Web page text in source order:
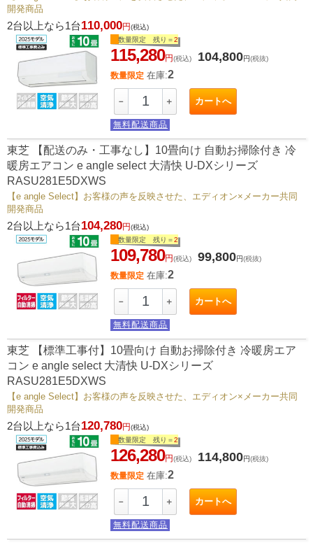
開発商品
2台以上なら1台110,000円(税込)
数量限定 残り＝2
115,280円(税込) 104,800円(税抜)
数量限定 在庫:2
－ ＋ カートへ
無料配送商品
東芝 【配送のみ・工事なし】10畳向け 自動お掃除付き 冷
暖房エアコン e angle select 大清快 U-DXシリーズ
RASU281E5DXWS
【e angle Select】お客様の声を反映させた、エディオン×メーカー共同
開発商品
2台以上なら1台104,280円(税込)
数量限定 残り＝2
109,780円(税込) 99,800円(税抜)
数量限定 在庫:2
－ ＋ カートへ
無料配送商品
東芝 【標準工事付】10畳向け 自動お掃除付き 冷暖房エア
コン e angle select 大清快 U-DXシリーズ
RASU281E5DXWS
【e angle Select】お客様の声を反映させた、エディオン×メーカー共同
開発商品
2台以上なら1台120,780円(税込)
数量限定 残り＝2
126,280円(税込) 114,800円(税抜)
数量限定 在庫:2
－ ＋ カートへ
無料配送商品